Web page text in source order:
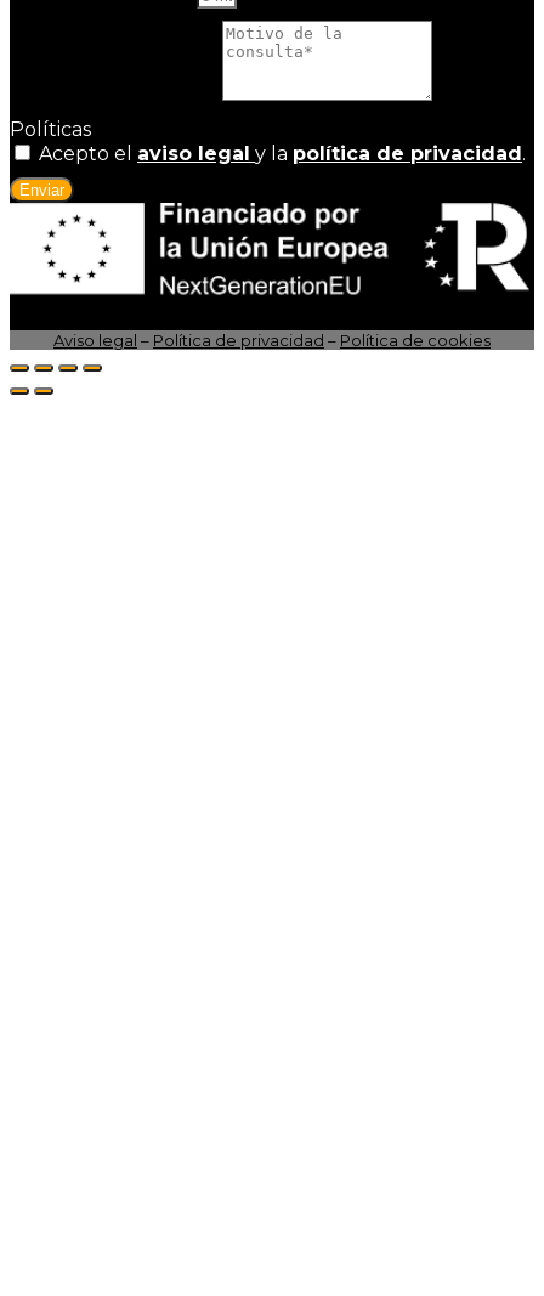
Políticas
Acepto el aviso legal y la política de privacidad.
Enviar
Aviso legal – Política de privacidad – Política de cookies